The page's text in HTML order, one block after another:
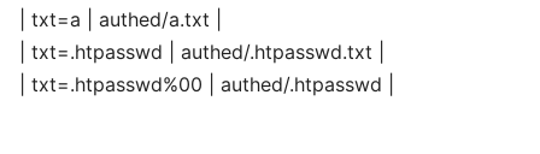
| txt=a | authed/a.txt |
| txt=.htpasswd | authed/.htpasswd.txt |
| txt=.htpasswd%00 | authed/.htpasswd |